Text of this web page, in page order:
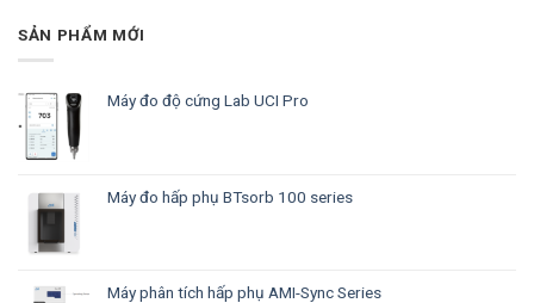
SẢN PHẨM MỚI
Máy đo độ cứng Lab UCI Pro
Máy đo hấp phụ BTsorb 100 series
Máy phân tích hấp phụ AMI-Sync Series